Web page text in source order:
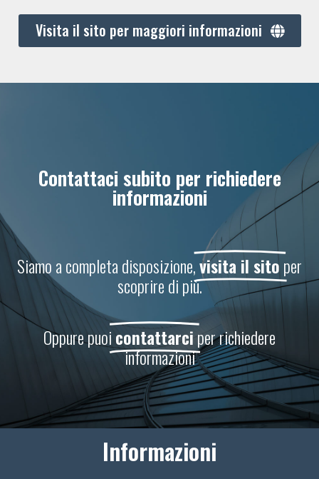
Visita il sito per maggiori informazioni
Contattaci subito per richiedere
informazioni
Siamo a completa disposizione,visita il sitoper
scoprire di più.
Oppure puoicontattarciper richiedere
informazioni
Informazioni